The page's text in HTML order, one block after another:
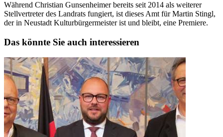
Während Christian Gunsenheimer bereits seit 2014 als weiterer
Stellvertreter des Landrats fungiert, ist dieses Amt für Martin Stingl,
der in Neustadt Kulturbürgermeister ist und bleibt, eine Premiere.
Das könnte Sie auch interessieren